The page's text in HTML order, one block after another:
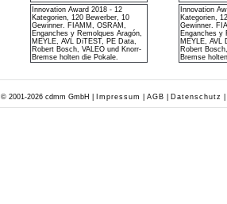
Innovation Award 2018 - 12
Kategorien, 120 Bewerber, 10
Gewinner. FIAMM, OSRAM,
Enganches y Remolques Aragón,
MEYLE, AVL DiTEST, PE Data,
Robert Bosch, VALEO und Knorr-
Bremse holten die Pokale.
Innovation
Kategorien,
Gewinner.
Enganches y
MEYLE, AVL
Robert
Bremse
© 2001-2026 cdmm GmbH | Impressum AGB Datenschutz